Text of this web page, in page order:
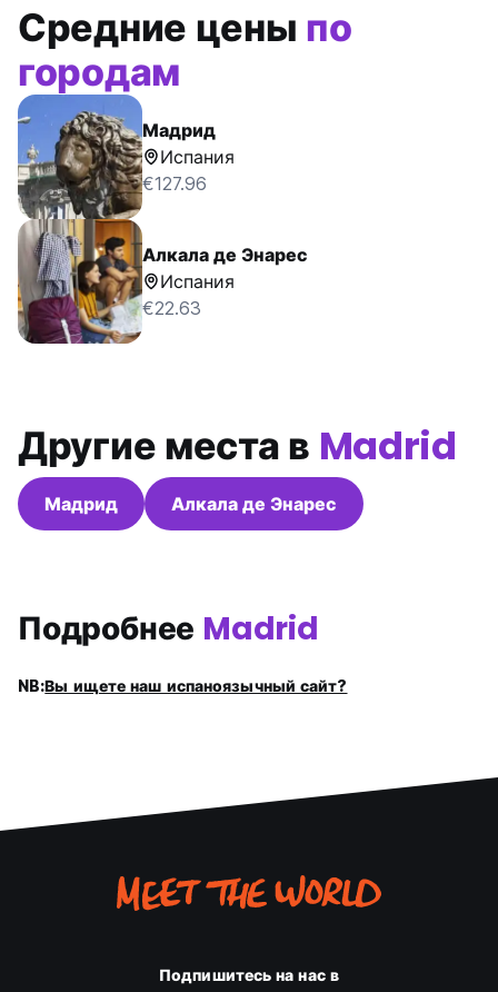
Средние цены по
городам
Мадрид
Испания
€127.96
Алкала де Энарес
Испания
€22.63
Другие места в Madrid
Мадрид Алкала де Энарес
Подробнее Madrid
NB:Вы ищете наш испаноязычный сайт?
Подпишитесь на нас в